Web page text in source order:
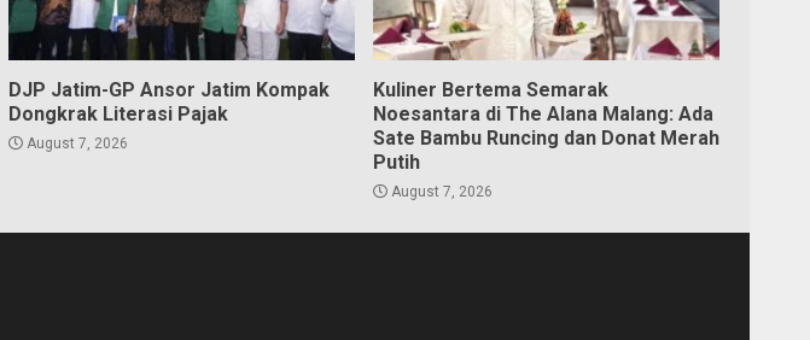
DJP Jatim-GP Ansor Jatim Kompak
Dongkrak Literasi Pajak
August 7, 2026
Kuliner Bertema Semarak
Noesantara di The Alana Malang: Ada
Sate Bambu Runcing dan Donat Merah
Putih
August 7, 2026